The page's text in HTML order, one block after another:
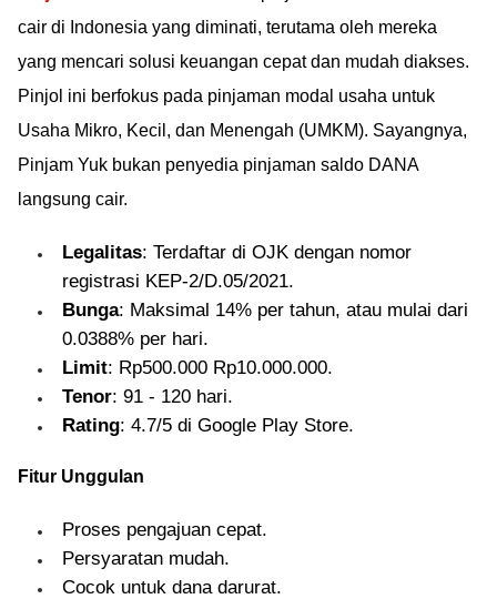
cair di Indonesia yang diminati, terutama oleh mereka
yang mencari solusi keuangan cepat dan mudah diakses.
Pinjol ini berfokus pada pinjaman modal usaha untuk
Usaha Mikro, Kecil, dan Menengah (UMKM). Sayangnya,
Pinjam Yuk bukan penyedia pinjaman saldo DANA
langsung cair.
Legalitas: Terdaftar di OJK dengan nomor
registrasi KEP-2/D.05/2021.
Bunga: Maksimal 14% per tahun, atau mulai dari
0.0388% per hari.
Limit: Rp500.000 Rp10.000.000.
Tenor: 91 - 120 hari.
Rating: 4.7/5 di Google Play Store.
Fitur Unggulan
Proses pengajuan cepat.
Persyaratan mudah.
Cocok untuk dana darurat.